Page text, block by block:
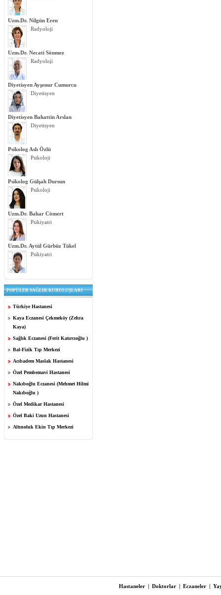
Uzm.Dr. Nilgün Eren
Radyoloji
Uzm.Dr. Necati Sönmez
Radyoloji
Diyetisyen Ayşenur Cumurcu
Diyetisyen
Diyetisyen Bahattin Arslan
Diyetisyen
Psikolog Aslı Özlü
Psikoloji
Psikolog Gülşah Dursun
Psikoloji
Uzm.Dr. Bahar Cömert
Psikiyatri
Uzm.Dr. Aytül Gürbüz Tükel
Psikiyatri
POPÜLER SAĞLIK KURULUŞLARI
Türkiye Hastanesi
Kaya Eczanesi Çekmeköy (Zehra
Kaya)
Sağlık Eczanesi (Ferit Katırcıoğlu )
Bal-Fizik Tıp Merkezi
Acıbadem Maslak Hastanesi
Özel Pembemavi Hastanesi
Nakıboğlu Eczanesi (Mehmet Hilmi
Nakıboğlu )
Özel Medikar Hastanesi
Özel Baki Uzun Hastanesi
Altınoluk Ekin Tıp Merkezi
Hastaneler | Doktorlar | Eczaneler |